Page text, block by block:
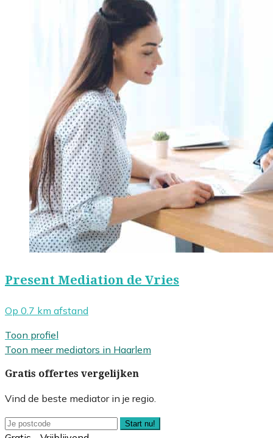
Present Mediation de Vries
Op 0.7 km afstand
Toon profiel
Toon meer mediators in Haarlem
Gratis offertes vergelijken
Vind de beste mediator in je regio.
Start nu!